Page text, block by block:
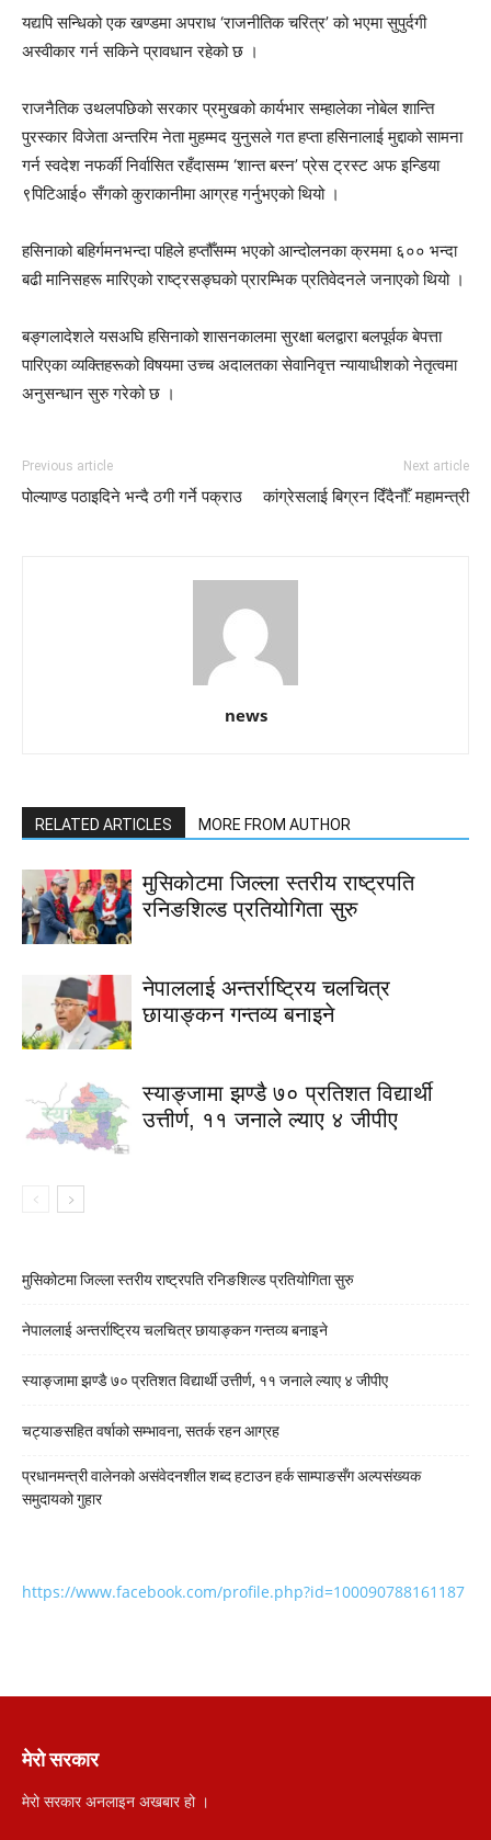
यद्यपि सन्धिको एक खण्डमा अपराध ‘राजनीतिक चरित्र’ को भएमा सुपुर्दगी
अस्वीकार गर्न सकिने प्रावधान रहेको छ ।
राजनैतिक उथलपछिको सरकार प्रमुखको कार्यभार सम्हालेका नोबेल शान्ति
पुरस्कार विजेता अन्तरिम नेता मुहम्मद युनुसले गत हप्ता हसिनालाई मुद्दाको सामना
गर्न स्वदेश नफर्की निर्वासित रहँदासम्म ‘शान्त बस्न’ प्रेस ट्रस्ट अफ इन्डिया
९पिटिआई० सँगको कुराकानीमा आग्रह गर्नुभएको थियो ।
हसिनाको बहिर्गमनभन्दा पहिले हप्तौँसम्म भएको आन्दोलनका क्रममा ६०० भन्दा
बढी मानिसहरू मारिएको राष्ट्रसङ्घको प्रारम्भिक प्रतिवेदनले जनाएको थियो ।
बङ्गलादेशले यसअघि हसिनाको शासनकालमा सुरक्षा बलद्वारा बलपूर्वक बेपत्ता
पारिएका व्यक्तिहरूको विषयमा उच्च अदालतका सेवानिवृत्त न्यायाधीशको नेतृत्वमा
अनुसन्धान सुरु गरेको छ ।
Previous article
पोल्याण्ड पठाइदिने भन्दै ठगी गर्ने पक्राउ
Next article
कांग्रेसलाई बिग्रन दिँदैनौँ: महामन्त्री
news
RELATED ARTICLES MORE FROM AUTHOR
मुसिकोटमा जिल्ला स्तरीय राष्ट्रपति
रनिङशिल्ड प्रतियोगिता सुरु
नेपाललाई अन्तर्राष्ट्रिय चलचित्र
छायाङ्कन गन्तव्य बनाइने
स्याङ्जामा झण्डै ७० प्रतिशत विद्यार्थी
उत्तीर्ण, ११ जनाले ल्याए ४ जीपीए
मुसिकोटमा जिल्ला स्तरीय राष्ट्रपति रनिङशिल्ड प्रतियोगिता सुरु
नेपाललाई अन्तर्राष्ट्रिय चलचित्र छायाङ्कन गन्तव्य बनाइने
स्याङ्जामा झण्डै ७० प्रतिशत विद्यार्थी उत्तीर्ण, ११ जनाले ल्याए ४ जीपीए
चट्याङसहित वर्षाको सम्भावना, सतर्क रहन आग्रह
प्रधानमन्त्री वालेनको असंवेदनशील शब्द हटाउन हर्क साम्पाङसँग अल्पसंख्यक
समुदायको गुहार
https://www.facebook.com/profile.php?id=100090788161187
मेरो सरकार
मेरो सरकार अनलाइन अखबार हो ।